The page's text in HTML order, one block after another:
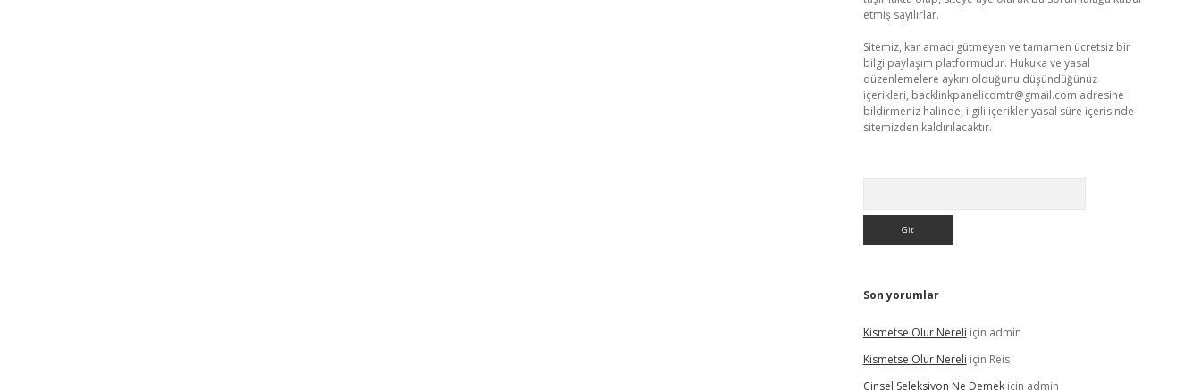
etmiş sayılırlar.
Sitemiz, kar amacı gütmeyen ve tamamen ücretsiz bir
bilgi paylaşım platformudur. Hukuka ve yasal
düzenlemelere aykırı olduğunu düşündüğünüz
içerikleri, backlinkpanelicomtr@gmail.com adresine
bildirmeniz halinde, ilgili içerikler yasal süre içerisinde
sitemizden kaldırılacaktır.
Son yorumlar
Kismetse Olur Nereli için admin
Kismetse Olur Nereli için Reis
Cinsel Seleksiyon Ne Demekiçin admin